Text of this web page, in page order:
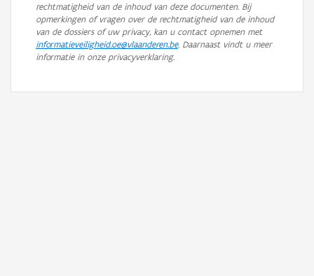
rechtmatigheid van de inhoud van deze documenten. Bij
opmerkingen of vragen over de rechtmatigheid van de inhoud
van de dossiers of uw privacy, kan u contact opnemen met
informatieveiligheid.oe@vlaanderen.be. Daarnaast vindt u meer
informatie in onze privacyverklaring.